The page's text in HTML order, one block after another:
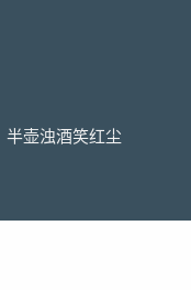
半壶浊酒笑红尘